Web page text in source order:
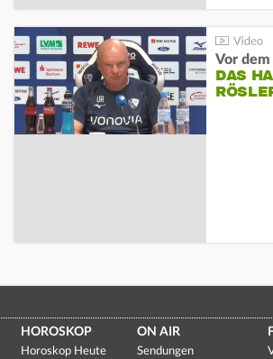
DAS
HOROSKOP
Horoskop Heute
ON AIR
Sendungen